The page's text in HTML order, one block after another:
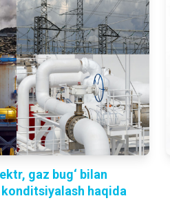
gaz bug‘ bilan
konditsiyalash haqida